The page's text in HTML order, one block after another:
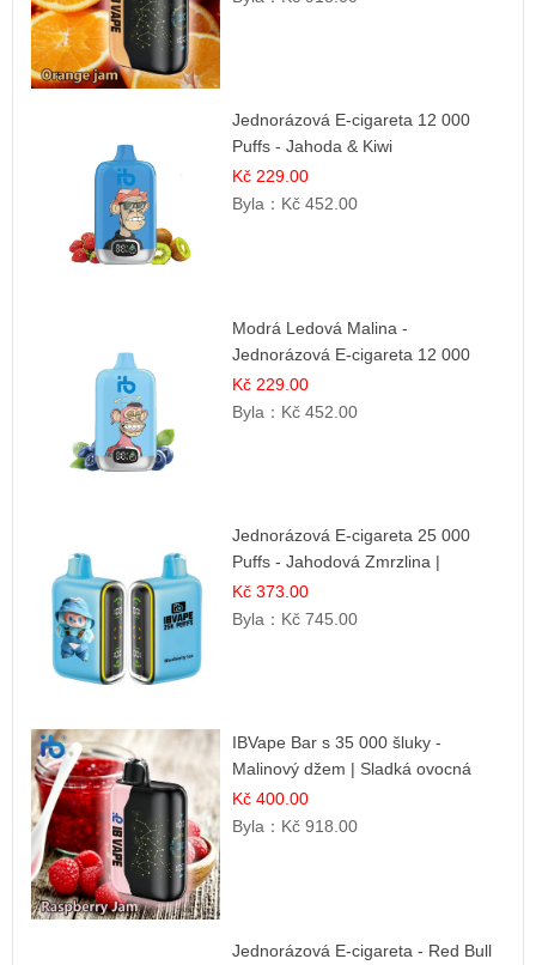
Jednorázová E-cigareta 12 000
Puffs - Jahoda & Kiwi
Kč 229.00
Byla： Kč 452.00
Modrá Ledová Malina -
Jednorázová E-cigareta 12 000
šluků | Osvěžující Bobulová Příchuť
Kč 229.00
Byla： Kč 452.00
Jednorázová E-cigareta 25 000
Puffs - Jahodová Zmrzlina |
Krémová sladká příchuť
Kč 373.00
Byla： Kč 745.00
IBVape Bar s 35 000 šluky -
Malinový džem | Sladká ovocná
příchuť
Kč 400.00
Byla： Kč 918.00
Jednorázová E-cigareta - Red Bull